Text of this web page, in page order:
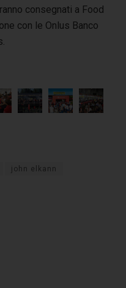
consegnati a Food
con le Onlus Banco
john elkann